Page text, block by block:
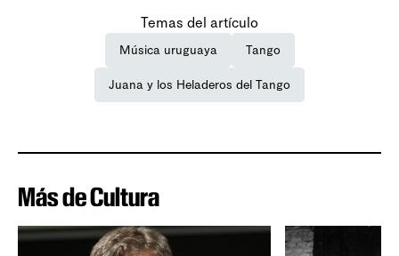
Temas del artículo
Música uruguaya Tango
Juana y los Heladeros del Tango
Más de Cultura